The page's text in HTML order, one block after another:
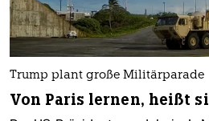
Trump plant große Militärparade
Von Paris lernen, heißt